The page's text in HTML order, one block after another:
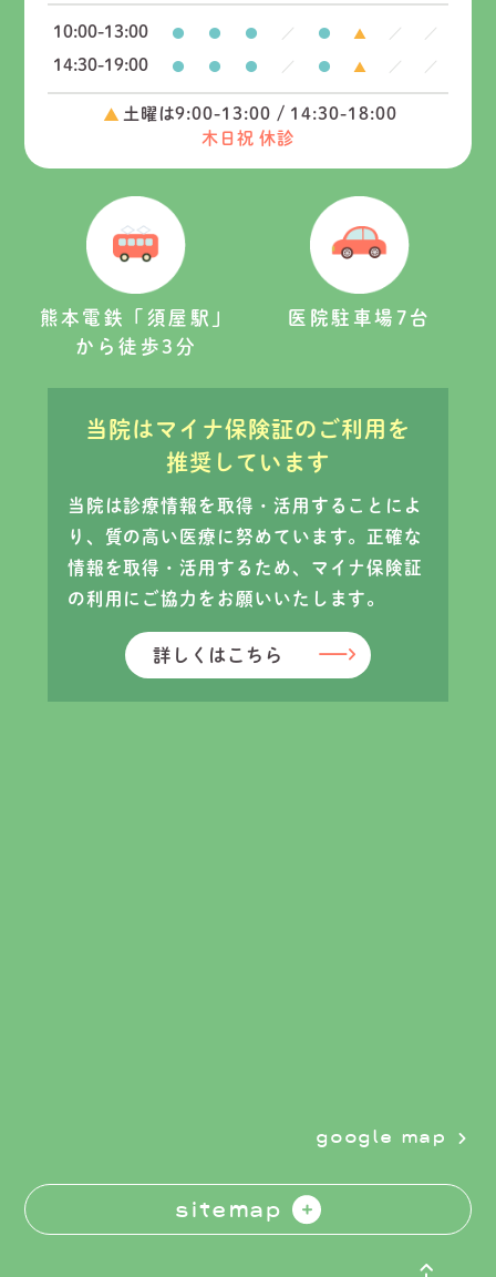
10:00-13:00
14:30-19:00
土曜は9:00-13:00 / 14:30-18:00
木日祝 休診
熊本電鉄「須屋駅」
から徒歩3分
医院駐車場7台
当院はマイナ保険証のご利用を
推奨しています
当院は診療情報を取得・活用することによ
り、質の高い医療に努めています。 正確な
情報を取得・活用するため、マイナ保険証
の利用にご協力をお願いいたします。
詳しくはこちら
google map
sitemap